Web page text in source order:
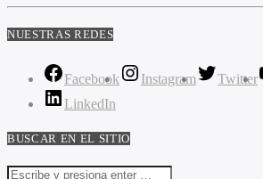
NUESTRAS REDES
Facebook Instagram Twitter
LinkedIn
BUSCAR EN EL SITIO